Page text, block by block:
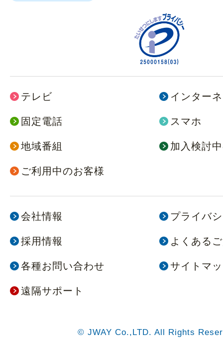
テレビ インター
固定電話 スマホ
地域番組 加入検討
ご利用中のお客様
会社情報 プライバ
採用情報 よくある
各種お問い合わせ サイトマ
遠隔サポート
© JWAY Co.,LTD. All Rights